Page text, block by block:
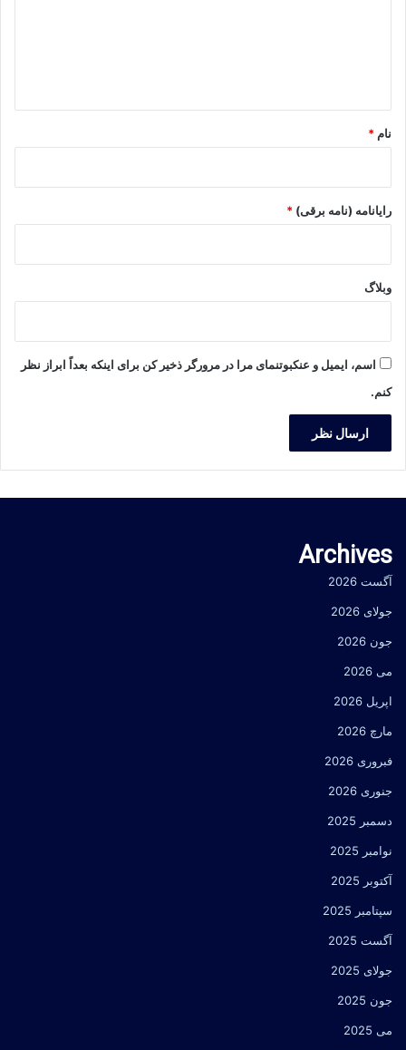
نام *
رایانامه (نامه برقی) *
وبلاگ
اسم، ایمیل و عنکبوتنمای مرا در مرورگر ذخیر کن برای اینکه بعداً ابراز نظر
کنم.
Archives
آگست 2026
جولای 2026
جون 2026
می 2026
اپریل 2026
مارچ 2026
فبروری 2026
جنوری 2026
دسمبر 2025
نوامبر 2025
آکتوبر 2025
سپتامبر 2025
آگست 2025
جولای 2025
جون 2025
می 2025